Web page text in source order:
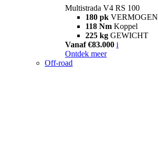
Multistrada V4 RS 100
180 pk VERMOGEN
118 Nm Koppel
225 kg GEWICHT
Vanaf €83.000 i
Ontdek meer
Off-road